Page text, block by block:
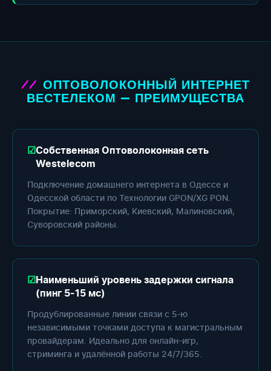
ОПТОВОЛОКОННЫЙ ИНТЕРНЕТ
ВЕСТЕЛЕКОМ — ПРЕИМУЩЕСТВА
Собственная Оптоволоконная сеть
Westelecom
Подключение домашнего интернета в Одессе и
Одесской области по Технологии GPON/XG PON.
Покрытие: Приморский, Киевский, Малиновский,
Суворовский районы.
Наименьший уровень задержки сигнала
(пинг 5-15 мс)
Продублированные линии связи с 5-ю
независимыми точками доступа к магистральным
провайдерам. Идеально для онлайн-игр,
стриминга и удалённой работы 24/7/365.